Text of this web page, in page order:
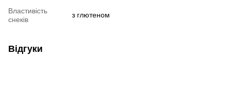
Властивість
снеків
з глютеном
Відгуки